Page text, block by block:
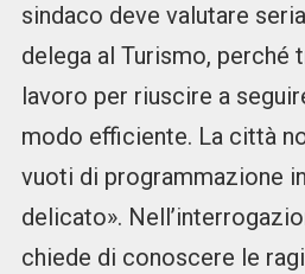
sindaco deve valutare
delega al Turismo, perché
lavoro per riuscire a
modo efficiente. La città
vuoti di programmazione
delicato».
chiede di conoscere le